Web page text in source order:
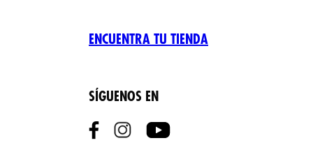
ENCUENTRA TU TIENDA
SÍGUENOS EN